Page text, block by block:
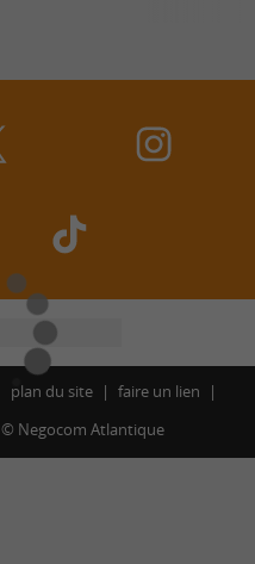
plan du site
faire un lien
© Negocom Atlantique